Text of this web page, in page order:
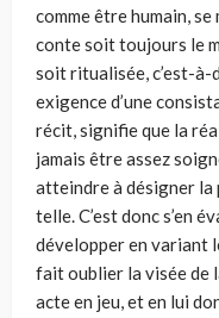
comme être humain,
conte soit toujours le
soit ritualisée, c’est-
exigence d’une
récit, signifie que la
jamais être assez
attein­dre à désigner la
telle. C’est donc s’en
développer en variant
fait oublier la visée de
acte en jeu, et en lui